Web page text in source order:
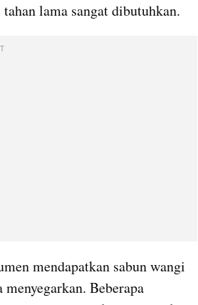
lama sangat dibutuhkan.
mendapatkan sabun wangi
Beberapa